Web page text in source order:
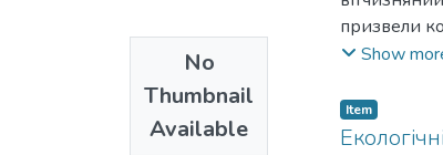
No
Thumbnail
Available
призвели
проблеми
Show
Item